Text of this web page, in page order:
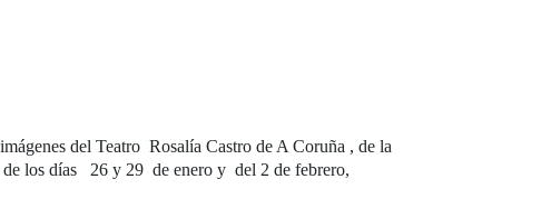
del Teatro Rosalía Castro de A Coruña , de la
de los días 26 y 29 de enero y del 2 de febrero,